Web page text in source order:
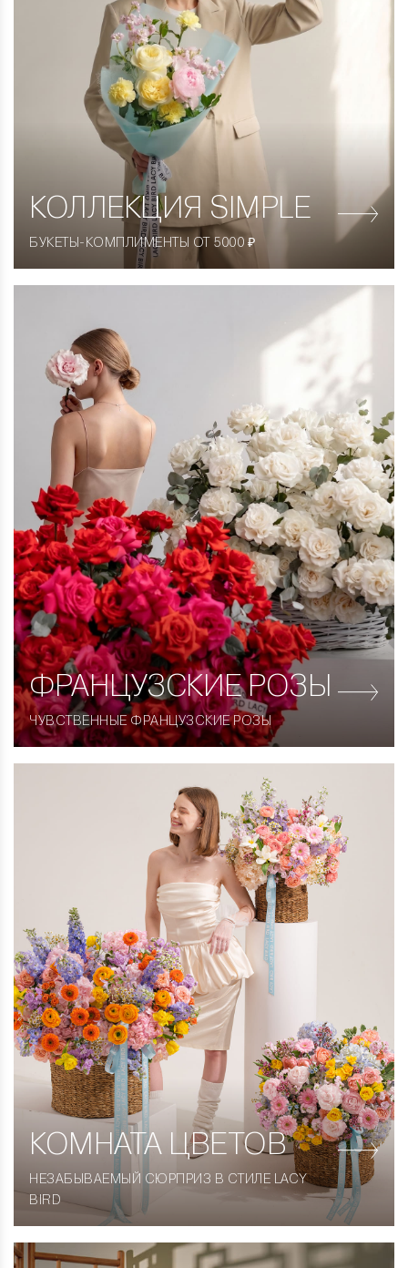
КОЛЛЕКЦИЯ SIMPLE
БУКЕТЫ-КОМПЛИМЕНТЫ ОТ 5000 ₽
ФРАНЦУЗСКИЕРОЗЫ
ЧУВСТВЕННЫЕ ФРАНЦУЗСКИЕ РОЗЫ
КОМНАТАЦВЕТОВ
НЕЗАБЫВАЕМЫЙ СЮРПРИЗ В СТИЛЕ LACY
BIRD